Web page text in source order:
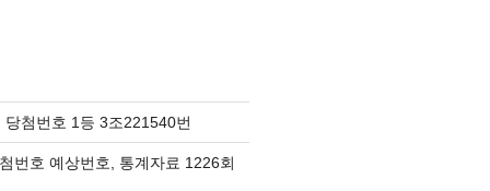
당첨번호 1등 3조221540번
번호 예상번호, 통계자료 1226회